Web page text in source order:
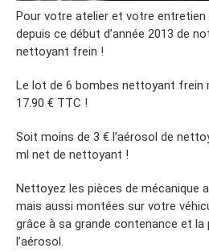
Pour votre atelier et votre
depuis ce début d’année 2013 de
nettoyant frein !
Le lot de 6 bombes nettoyant frein
17.90 € TTC !
Soit moins de 3 € l’aérosol de
ml net de nettoyant !
Nettoyez les pièces de mécanique
mais aussi montées sur votre
grâce à sa grande contenance et la
l’aérosol.